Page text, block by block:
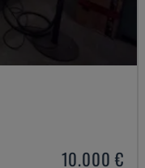
10.000 €